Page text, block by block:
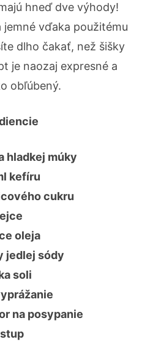
hneď dve výhody!
jemné vďaka použitému
dlho čakať, než šišky
je naozaj expresné a
obľúbený.
hladkej múky
kefíru
cukru
oleja
jedlej sódy
soli
na posypanie